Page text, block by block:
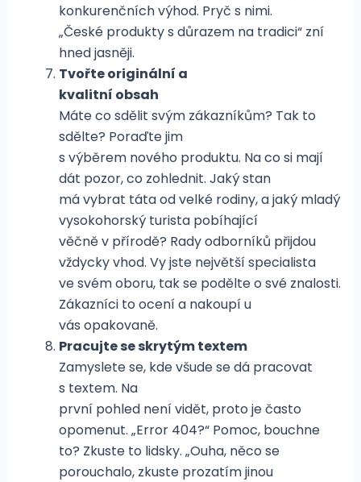
konkurenčních výhod. Pryč s nimi.
„České produkty s důrazem na tradici“ zní
hned jasněji.
Tvořte originální a
kvalitní obsah
Máte co sdělit svým zákazníkům? Tak to
sdělte? Poraďte jim
s výběrem nového produktu. Na co si mají
dát pozor, co zohlednit. Jaký stan
má vybrat táta od velké rodiny, a jaký mladý
vysokohorský turista pobíhající
věčně v přírodě? Rady odborníků přijdou
vždycky vhod. Vy jste největší specialista
ve svém oboru, tak se podělte o své znalosti.
Zákazníci to ocení a nakoupí u
vás opakovaně.
Pracujte se skrytým textem
Zamyslete se, kde všude se dá pracovat
s textem. Na
první pohled není vidět, proto je často
opomenut. „Error 404?“ Pomoc, bouchne
to? Zkuste to lidsky. „Ouha, něco se
porouchalo, zkuste prozatím jinou